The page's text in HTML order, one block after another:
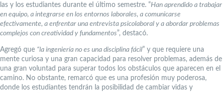
las y los estudiantes durante el último semestre. “Han aprendido a trabajar
en equipo, a integrarse en los entornos laborales, a comunicarse
efectivamente, a enfrentar una entrevista psicolaboral y a abordar problemas
complejos con creatividad y fundamentos”, destacó.
Agregó que “la ingeniería no es una disciplina fácil” y que requiere una
mente curiosa y una gran capacidad para resolver problemas, además de
una gran voluntad para superar todos los obstáculos que aparecen en el
camino. No obstante, remarcó que es una profesión muy poderosa,
donde los estudiantes tendrán la posibilidad de cambiar vidas y